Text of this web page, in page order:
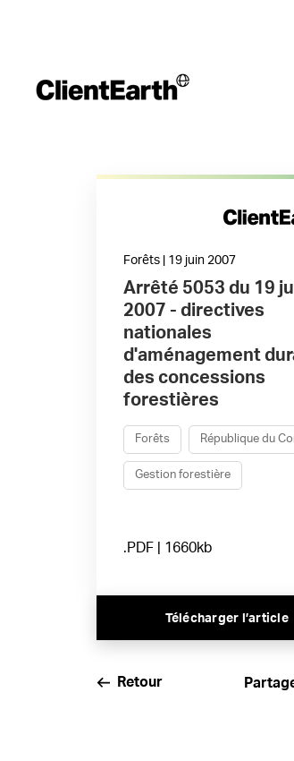
Forêts | 19 juin 2007
Arrêté 5053 du 19
2007 - directives
nationales
d'aménagement
des concessions
forestières
Forêts République du
Gestion forestière
.PDF | 1660kb
Télécharger l’article
Retour